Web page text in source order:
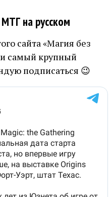
на русском
сайта «Магия без
самый крупный
подписаться 😉